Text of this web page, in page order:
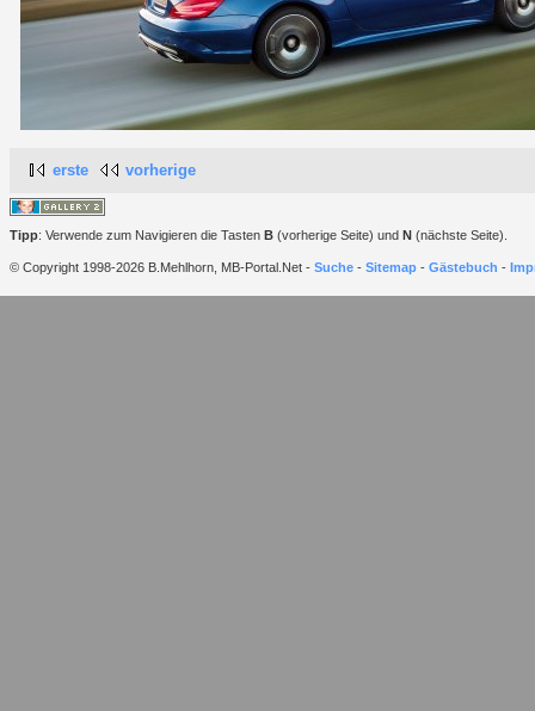
erste vorherige
Tipp: Verwende zum Navigieren die Tasten B (vorherige Seite) und N (nächste Seite).
© Copyright 1998-2026 B.Mehlhorn, MB-Portal.Net - Suche - Sitemap - Gästebuch -